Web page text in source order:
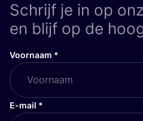
Schrijf je in op
en blijf op de
Voornaam *
E-mail *